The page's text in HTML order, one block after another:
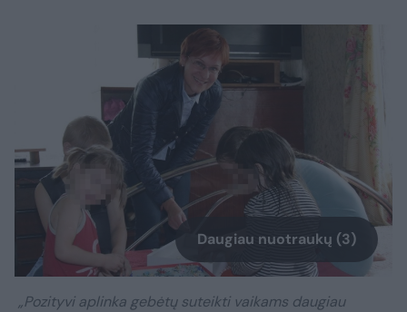
Daugiau nuotraukų (3)
„Pozityvi aplinka gebėtų suteikti vaikams daugiau